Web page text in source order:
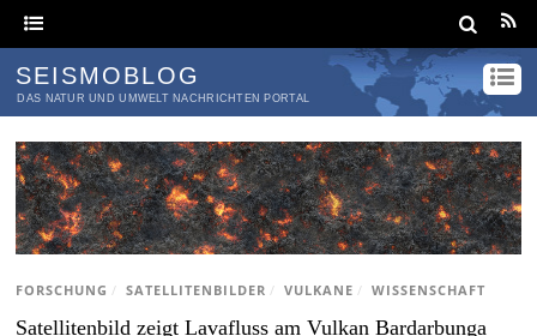
SEISMOBLOG
DAS NATUR UND UMWELT NACHRICHTEN PORTAL
FORSCHUNG / SATELLITENBILDER / VULKANE / WISSENSCHAFT
Satellitenbild zeigt Lavafluss am Vulkan Bardarbunga